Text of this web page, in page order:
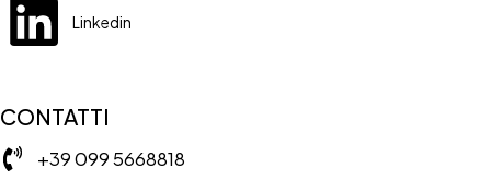
Linkedin
CONTATTI
+39 099 5668818